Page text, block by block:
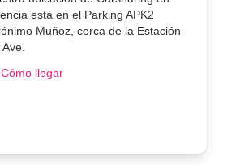
está en el Parking APK2
Muñoz, cerca de la Estación
Cómo llegar